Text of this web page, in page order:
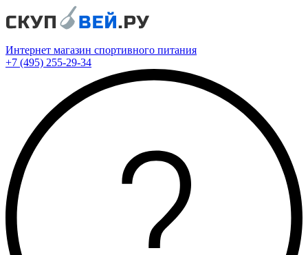
Интернет магазин спортивного питания
+7 (495) 255-29-34